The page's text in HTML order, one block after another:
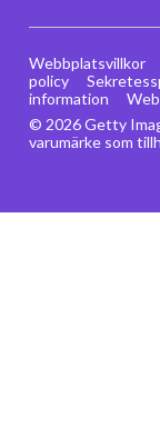
© 2026 Getty
varumärke som
Webbplatsvillkor
policy
information